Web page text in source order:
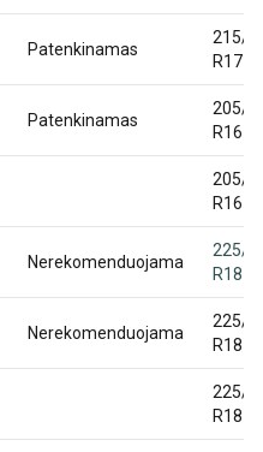
Patenkinamas
215/
R17
Patenkinamas
205/
R16
205/
R16
Nerekomenduojama
225/
R18
Nerekomenduojama
225/
R18
225/
R18